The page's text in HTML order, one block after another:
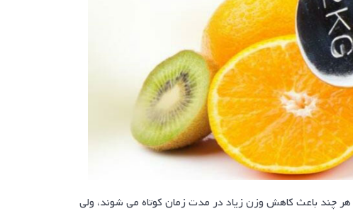
هر چند باعث کاهش وزن زیاد در مدت زمان کوتاه می شوند، ولی